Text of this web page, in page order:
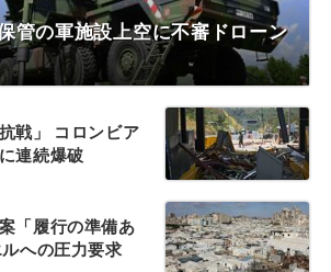
管の軍施設上空に不審ドローン
戦」 コロンビア
連続爆破
「履行の準備あ
への圧力要求